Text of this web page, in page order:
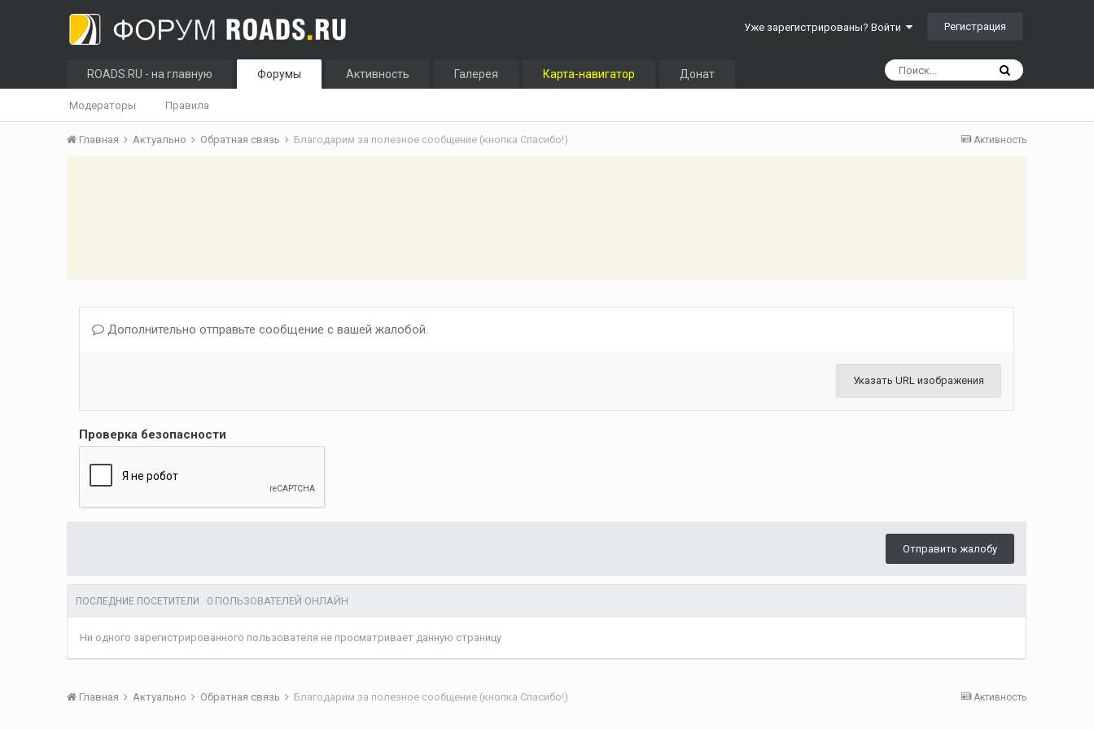
Уже зарегистрированы? Войти Регистрация
ROADS.RU - на главную Форумы
Модераторы Правила
Активность Галерея Карта-навигатор Донат
Активность
Главная Актуально Обратная связь Благодарим за полезное сообщение (кнопка Спасибо!)
Дополнительно отправьте сообщение с вашей жалобой.
Указать URL изображения
Проверка безопасности
Отправить жалобу
ПОСЛЕДНИЕ ПОСЕТИТЕЛИ 0 ПОЛЬЗОВАТЕЛЕЙ ОНЛАЙН
Ни одного зарегистрированного пользователя не просматривает данную страницу
Активность
Главная Актуально Обратная связь Благодарим за полезное сообщение (кнопка Спасибо!)